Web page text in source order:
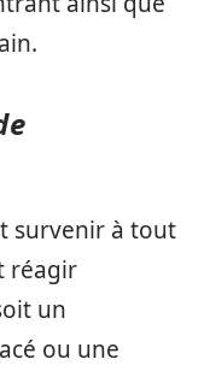
survenir à tout
réagir
un
ou une